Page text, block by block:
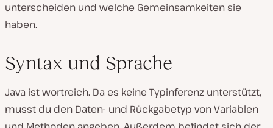
unterscheiden und welche Gemeinsamkeiten sie
haben.
Syntax und Sprache
Java ist wortreich. Da es keine Typinferenz unterstützt,
musst du den Daten- und Rückgabetyp von Variablen